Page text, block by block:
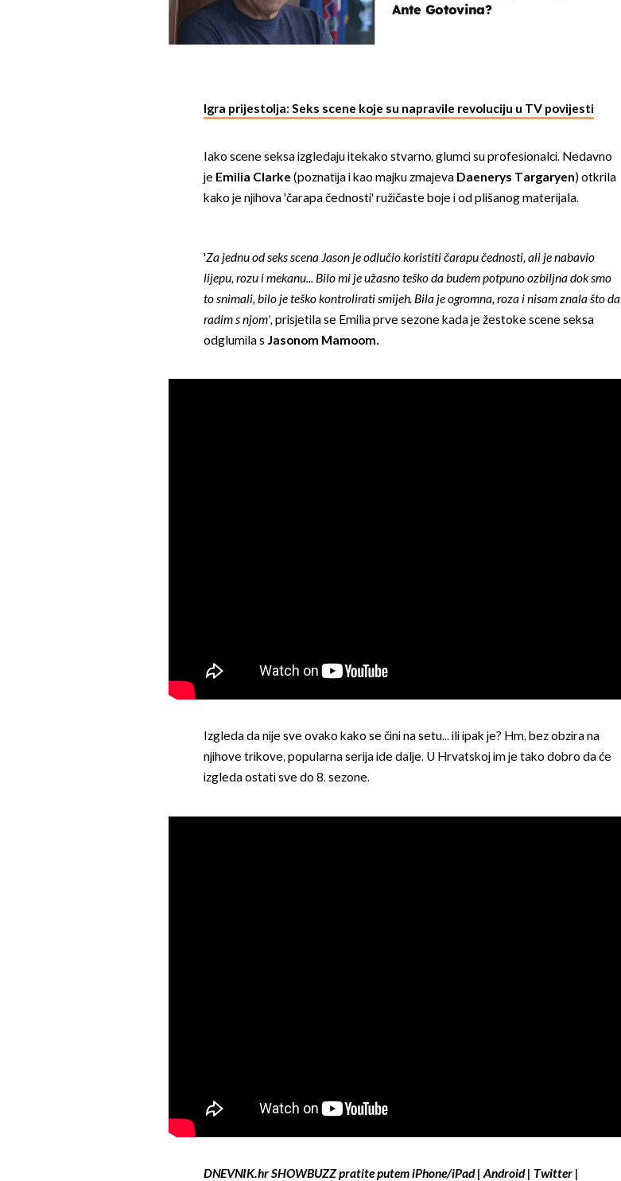
Ante Gotovina?
Igra prijestolja: Seks scene koje su napravile revoluciju u TV povijesti
Iako scene seksa izgledaju itekako stvarno, glumci su profesionalci. Nedavno
je Emilia Clarke (poznatija i kao majku zmajeva Daenerys Targaryen) otkrila
kako je njihova 'čarapa čednosti' ružičaste boje i od plišanog materijala.
'Za jednu od seks scena Jason je odlučio koristiti čarapu čednosti, ali je nabavio
lijepu, rozu i mekanu... Bilo mi je užasno teško da budem potpuno ozbiljna dok smo
to snimali, bilo je teško kontrolirati smijeh. Bila je ogromna, roza i nisam znala što da
radim s njom',prisjetila se Emilia prve sezone kada je žestoke scene seksa
odglumila s Jasonom Mamoom.
Izgleda da nije sve ovako kako se čini na setu... ili ipak je? Hm, bez obzira na
njihove trikove, popularna serija ide dalje. U Hrvatskoj im je tako dobro da će
izgleda ostati sve do 8. sezone.
DNEVNIK.hr SHOWBUZZ pratite putemiPhone/iPad|Android| Twitter|
OMOGUĆI OBAVIJESTI